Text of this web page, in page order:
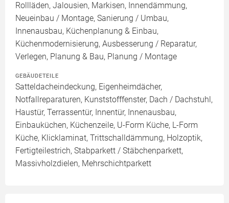
Rollläden, Jalousien, Markisen, Innendämmung,
Neueinbau / Montage, Sanierung / Umbau,
Innenausbau, Küchenplanung & Einbau,
Küchenmodernisierung, Ausbesserung / Reparatur,
Verlegen, Planung & Bau, Planung / Montage
GEBÄUDETEILE
Satteldacheindeckung, Eigenheimdächer,
Notfallreparaturen, Kunststofffenster, Dach / Dachstuhl,
Haustür, Terrassentür, Innentür, Innenausbau,
Einbauküchen, Küchenzeile, U-Form Küche, L-Form
Küche, Klicklaminat, Trittschalldämmung, Holzoptik,
Fertigteilestrich, Stabparkett / Stäbchenparkett,
Massivholzdielen, Mehrschichtparkett